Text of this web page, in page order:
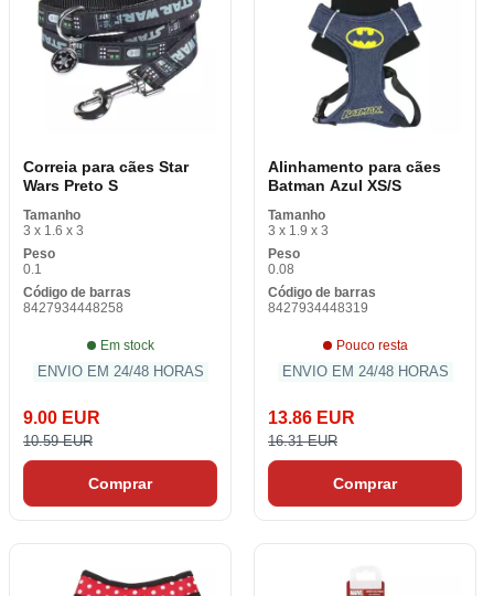
Correia para cães Star
Wars Preto S
Tamanho
3 x 1.6 x 3
Peso
0.1
Código de barras
8427934448258
Em stock
ENVIO EM 24/48 HORAS
9.00 EUR
10.59 EUR
Comprar
Alinhamento para cães
Batman Azul XS/S
Tamanho
3 x 1.9 x 3
Peso
0.08
Código de barras
8427934448319
Pouco resta
ENVIO EM 24/48 HORAS
13.86 EUR
16.31 EUR
Comprar